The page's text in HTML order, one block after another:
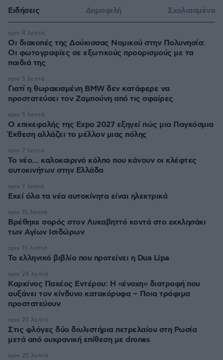
Ειδήσεις Δημοφιλή Σχολιασμένα
Οι διακοπές της Δούκισσας Νομικού στην Πολυνησία:
Οι φωτογραφίες σε εξωτικούς προορισμούς με τα
παιδιά της
πριν 4 λεπτά
Γιατί η θωρακισμένη BMW δεν κατάφερε να
προστατεύσει τον Ζαμπούνη από τις σφαίρες
πριν 5 λεπτά
Ο επικεφαλής της Expo 2027 εξηγεί πώς μια Παγκόσμια
Έκθεση αλλάζει το μέλλον μιας πόλης
πριν 5 λεπτά
Το νέο... καλοκαιρινό κόλπο που κάνουν οι κλέφτες
αυτοκινήτων στην Ελλάδα
πριν 7 λεπτά
Εκεί όλα τα νέα αυτοκίνητα είναι ηλεκτρικά
πριν 7 λεπτά
Βρέθηκε σορός στον Λυκαβηττό κοντά στο εκκλησάκι
των Αγίων Ισιδώρων
πριν 15 λεπτά
Το ελληνικό βιβλίο που προτείνει η Dua Lipa
πριν 15 λεπτά
Καρκίνος Παχέος Εντέρου: Η «ένοχη» διατροφή που
αυξάνει τον κίνδυνο κατακόρυφα – Ποια τρόφιμα
προστατεύουν
πριν 24 λεπτά
Στις φλόγες δύο διυλιστήρια πετρελαίου στη Ρωσία
μετά από ουκρανική επίθεση με drones
πριν 25 λεπτά
πριν 25 λεπτά